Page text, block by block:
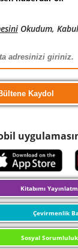
Okudum,
Kitabımı
Çevirmenlik
Sosyal